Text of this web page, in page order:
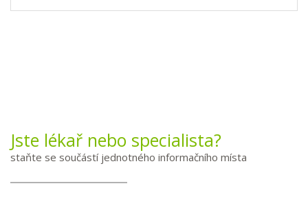
Jste lékař nebo specialista?
staňte se součástí jednotného informačního místa